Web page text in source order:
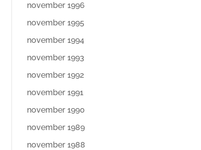
november 1996
november 1995
november 1994
november 1993
november 1992
november 1991
november 1990
november 1989
november 1988